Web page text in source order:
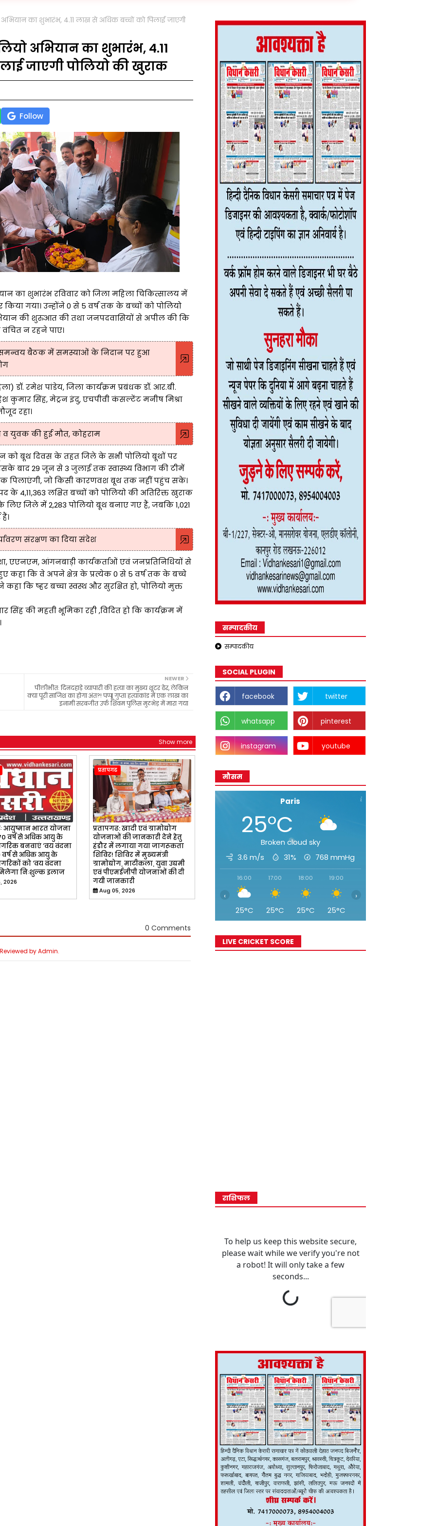
का शुभारंभ, 4.11 लाख से अधिक बच्चों को पिलाई जाएगी
अभियान का शुभारंभ, 4.11
जाएगी पोलियो की खुराक
Follow
का शुभारंभ रविवार को जिला महिला चिकित्सालय में
किया गया। उन्होंने 0 से 5 वर्ष तक के बच्चों को पोलियो
की शुरुआत की तथा जनपदवासियों से अपील की कि
वंचित न रहने पाए।
समन्वय बैठक में समस्याओं के निदान पर हुआ
डॉ. रमेश पांडेय, जिला कार्यक्रम प्रबंधक डॉ. आर.बी.
कुमार सिंह, मेट्रन इंदु, एचपीवी कंसल्टेंट मनीष मिश्रा
रहा।
व युवक की हुई मौत, कोहराम
को बूथ दिवस के तहत जिले के सभी पोलियो बूथों पर
इसके बाद 29 जून से 3 जुलाई तक स्वास्थ्य विभाग की टीमें
पिलाएंगी, जो किसी कारणवश बूथ तक नहीं पहुंच सके।
4,11,363 लक्षित बच्चों को पोलियो की अतिरिक्त खुराक
लिए जिले में 2,283 पोलियो बूथ बनाए गए हैं, जबकि 1,021
संरक्षण का दिया संदेश
एएनएम, आंगनबाड़ी कार्यकर्ताओं एवं जनप्रतिनिधियों से
कि वे अपने क्षेत्र के प्रत्येक 0 से 5 वर्ष तक के बच्चे
कहा कि ष्हर बच्चा स्वस्थ और सुरक्षित हो, पोलियो मुक्त
सिंह की महती भूमिका रही ,विदित हो कि कार्यक्रम में
NEWER
पीलीभीतः दिनदहाड़े व्यापारी की हत्या का मुख्य शूटर ढेर, लेकिन
क्या पूरी साजिश का होगा अंत?! पप्पू गुप्ता हत्याकांड में एक लाख का
इनामी सरबजीत उर्फ शिवम पुलिस मुठभेड़ में मारा गया
Show more
आयुष्मान भारत योजना
वर्ष से अधिक आयु के
बनवाएं ‘वय वंदना
वर्ष से अधिक आयु के
को ‘वय वंदना
मिलेगा निःशुल्क इलाज
2026
प्रतापगढ
प्रतापगढ: खादी एवं ग्रामोद्योग
योजनाओं की जानकारी देने हेतु
हंडौर में लगाया गया जागरूकता
शिविर! शिविर में मुख्यमंत्री
ग्रामोद्योग, माटीकला, युवा उद्यमी
एवं पीएमईजीपी योजनाओं की दी
गयी जानकारी
Aug 05, 2026
0 Comments
by Admin.
सम्पादकीय
सम्पादकीय
SOCIAL PLUGIN
facebook twitter
whatsapp pinterest
instagram youtube
मौसम
Paris
25°C
Broken cloud sky
3.6 m/s
31% 768mmHg
16:00
25°C
17:00
25°C
18:00
25°C
19:00
25°C
‹ ›
LIVE CRICKET SCORE
राशिफल